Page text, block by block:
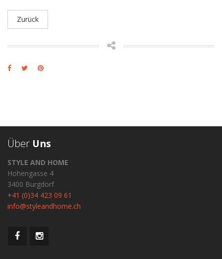
Zurück
Über Uns
STYLE AND HOME
Hohengasse 4
3400 Burgdorf
+41 (0)34 423 09 61
info@styleandhome.ch